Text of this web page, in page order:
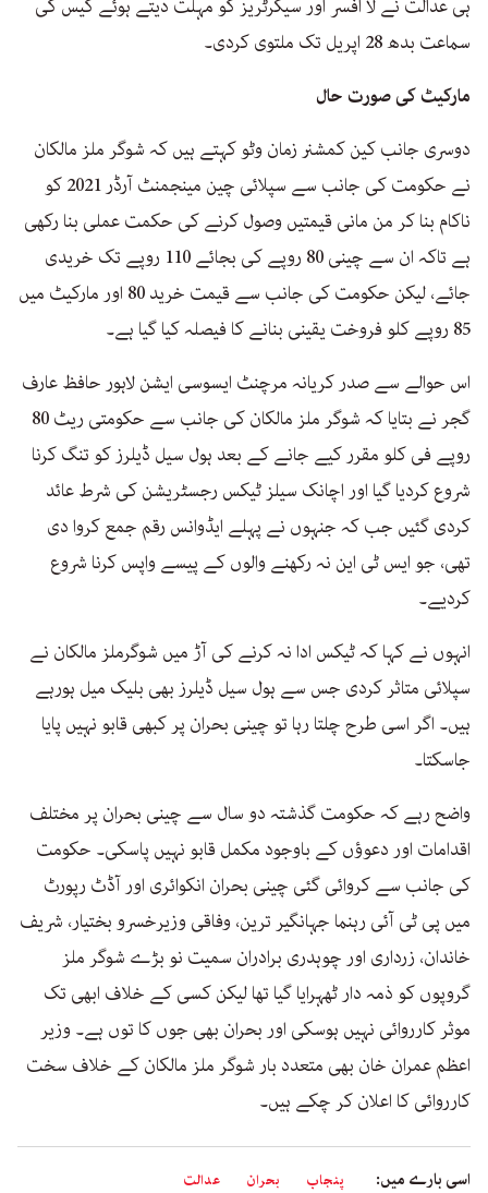
ہی عدالت نے لا افسر اور سیکرٹریز کو مہلت دیتے ہوئے کیس کی
سماعت بدھ 28 اپریل تک ملتوی کردی۔
مارکیٹ کی صورت حال
دوسری جانب کین کمشنر زمان وٹو کہتے ہیں کہ شوگر ملز مالکان
نے حکومت کی جانب سے سپلائی چین مینجمنٹ آرڈر 2021 کو
ناکام بنا کر من مانی قیمتیں وصول کرنے کی حکمت عملی بنا رکھی
ہے تاکہ ان سے چینی 80 روپے کی بجائے 110 روپے تک خریدی
جائے، لیکن حکومت کی جانب سے قیمت خرید 80 اور مارکیٹ میں
85 روپے کلو فروخت یقینی بنانے کا فیصلہ کیا گیا ہے۔
اس حوالے سے صدر کریانہ مرچنٹ ایسوسی ایشن لاہور حافظ عارف
گجر نے بتایا کہ شوگر ملز مالکان کی جانب سے حکومتی ریٹ 80
روپے فی کلو مقرر کیے جانے کے بعد ہول سیل ڈیلرز کو تنگ کرنا
شروع کردیا گیا اور اچانک سیلز ٹیکس رجسٹریشن کی شرط عائد
کردی گئیں جب کہ جنہوں نے پہلے ایڈوانس رقم جمع کروا دی
تھی، جو ایس ٹی این نہ رکھنے والوں کے پیسے واپس کرنا شروع
کردیے۔
انہوں نے کہا کہ ٹیکس ادا نہ کرنے کی آڑ میں شوگرملز مالکان نے
سپلائی متاثر کردی جس سے ہول سیل ڈیلرز بھی بلیک میل ہورہے
ہیں۔ اگر اسی طرح چلتا رہا تو چینی بحران پر کبھی قابو نہیں پایا
جاسکتا۔
واضح رہے کہ حکومت گذشتہ دو سال سے چینی بحران پر مختلف
اقدامات اور دعوؤں کے باوجود مکمل قابو نہیں پاسکی۔ حکومت
کی جانب سے کروائی گئی چینی بحران انکوائری اور آڈٹ رپورٹ
میں پی ٹی آئی رہنما جہانگیر ترین، وفاقی وزیرخسرو بختیار، شریف
خاندان، زرداری اور چوہدری برادران سمیت نو بڑے شوگر ملز
گروپوں کو ذمہ دار ٹھہرایا گیا تھا لیکن کسی کے خلاف ابھی تک
موثر کارروائی نہیں ہوسکی اور بحران بھی جوں کا توں ہے۔ وزیر
اعظم عمران خان بھی متعدد بار شوگر ملز مالکان کے خلاف سخت
کارروائی کا اعلان کر چکے ہیں۔
اسی بارے میں: پنجاب بحران عدالت